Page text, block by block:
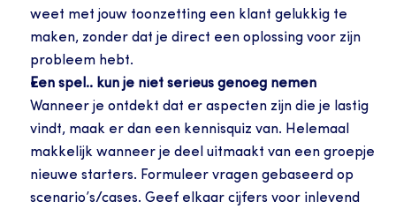
weet met jouw toonzetting een klant gelukkig te
maken, zonder dat je direct een oplossing voor zijn
probleem hebt.
Een spel.. kun je niet serieus genoeg nemen
Wanneer je ontdekt dat er aspecten zijn die je lastig
vindt, maak er dan een kennisquiz van. Helemaal
makkelijk wanneer je deel uitmaakt van een groepje
nieuwe starters. Formuleer vragen gebaseerd op
scenario’s/cases. Geef elkaar cijfers voor inlevend